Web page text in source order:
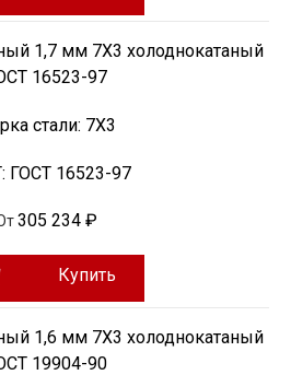
1,7 мм 7Х3 холоднокатаный
16523-97
стали: 7Х3
ГОСТ 16523-97
305 234 ₽
Купить
1,6 мм 7Х3 холоднокатаный
19904-90